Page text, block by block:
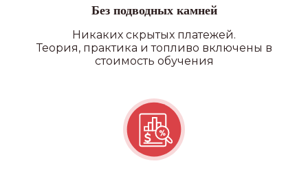
Без подводных камней
Никаких скрытых платежей.
Теория, практика и топливо включены в
стоимость обучения